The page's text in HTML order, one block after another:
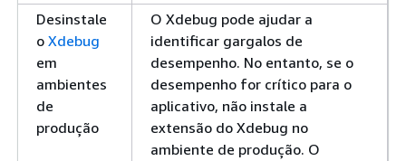
Desinstale
o Xdebug
em
ambientes
de
produção
O Xdebug pode ajudar a
identificar gargalos de
desempenho. No entanto, se o
desempenho for crítico para o
aplicativo, não instale a
extensão do Xdebug no
ambiente de produção. O